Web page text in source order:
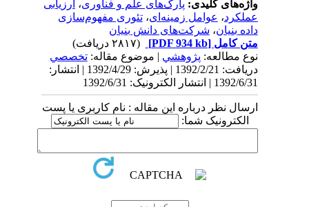
واژه‌های کلیدی:پارک‌های علم و فناوری،ارزیابی
عملکرد ،عوامل زمینه‌ای،تئوری مفهوم‌سازی
داده بنیان،شرکت‌های دانش بنیان
متن کامل[PDF 934 kb]
نوع مطالعه:پژوهشي| موضوع مقاله:تخصصي
دریافت: 1392/2/21 | پذیرش: 1392/4/29 | انتشار:
1392/6/31 | انتشار الکترونیک: 1392/6/31
ارسال نظر درباره این مقاله : نام کاربری یا پست
الکترونیک شما: